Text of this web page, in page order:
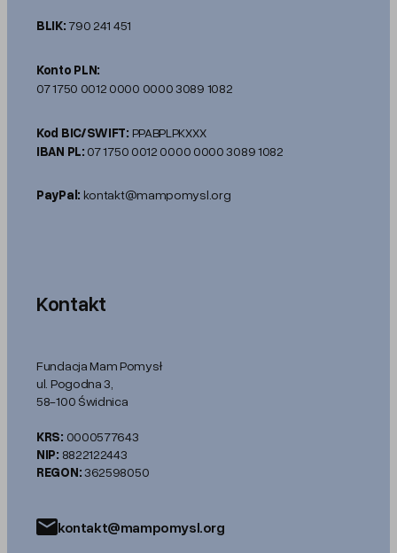
Kontakt
Fundacja Mam Pomysł
ul. Pogodna 3,
58-100 Świdnica
KRS: 0000577643
NIP: 8822122443
REGON:362598050
kontakt@mampomysl.org
BLIK: 790 241 451
Konto PLN:
07 1750 0012 0000 0000 3089 1082
Kod BIC/SWIFT: PPABPLPKXXX
IBAN PL: 07 1750 0012 0000 0000 3089 1082
PayPal: kontakt@mampomysl.org